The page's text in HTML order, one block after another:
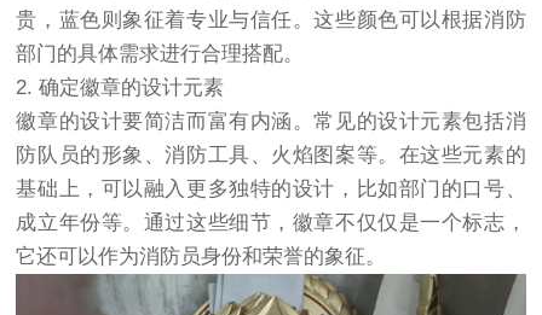
贵，蓝色则象征着专业与信任。这些颜色可以根据消防
部门的具体需求进行合理搭配。
2. 确定徽章的设计元素
徽章的设计要简洁而富有内涵。常见的设计元素包括消
防队员的形象、消防工具、火焰图案等。在这些元素的
基础上，可以融入更多独特的设计，比如部门的口号、
成立年份等。通过这些细节，徽章不仅仅是一个标志，
它还可以作为消防员身份和荣誉的象征。